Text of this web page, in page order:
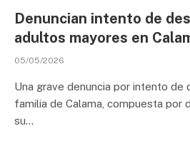
Denuncian intento de
adultos mayores en
05/05/2026
Una grave denuncia por intento de
familia de Calama, compuesta por
su…